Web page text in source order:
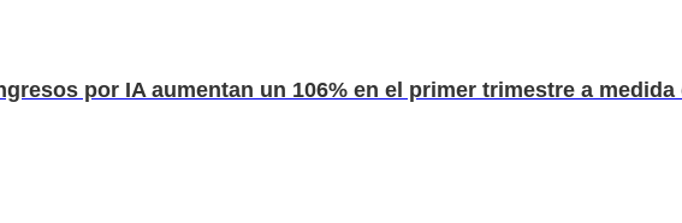
por IA aumentan un 106% en el primer trimestre a medida